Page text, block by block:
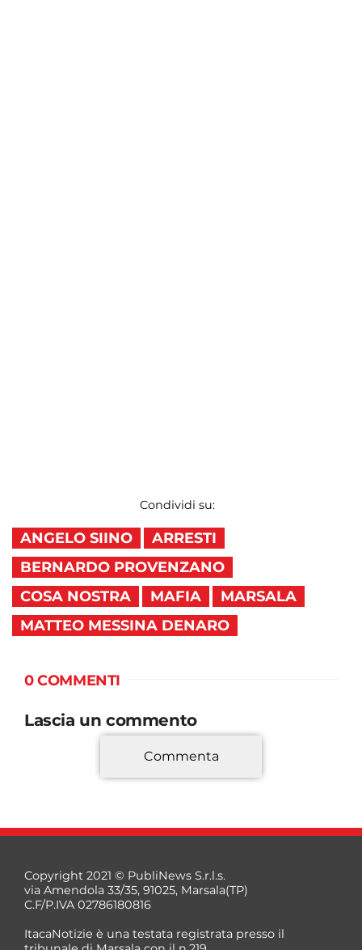
Condividi su:
ANGELO SIINO
ARRESTI
BERNARDO PROVENZANO
COSA NOSTRA
MAFIA
MARSALA
MATTEO MESSINA DENARO
0 COMMENTI
Lascia un commento
*
Commenta
Copyright 2021 © PubliNews S.r.l.s.
via Amendola 33/35, 91025, Marsala(TP)
C.F/P.IVA 02786180816
ItacaNotizie è una testata registrata presso il